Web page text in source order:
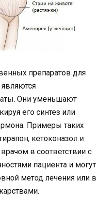
препаратов для
Они уменьшают
его синтез или
Примеры таких
кетоконазол и
в соответствии с
пациента и могут
метод лечения или в